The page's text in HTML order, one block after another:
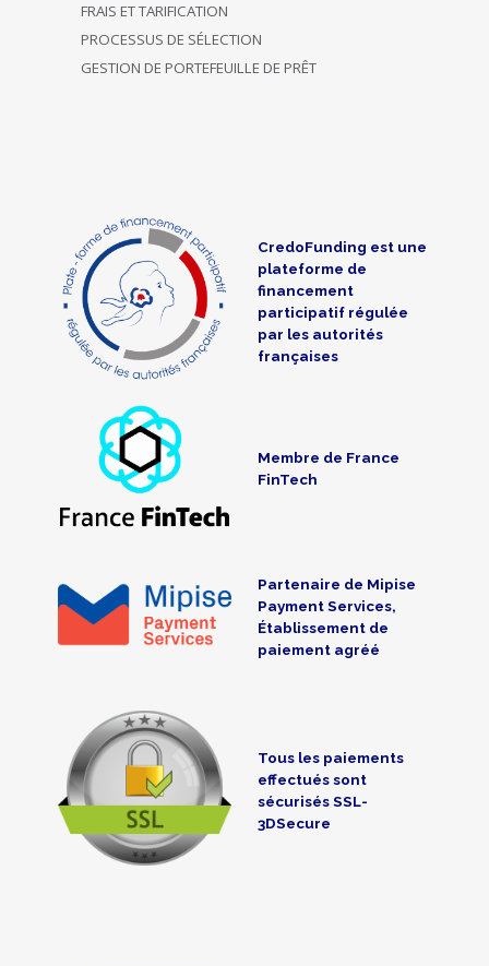
FRAIS ET TARIFICATION
PROCESSUS DE SÉLECTION
GESTION DE PORTEFEUILLE DE PRÊT
CredoFunding est une
plateforme de
financement
participatif régulée
par les autorités
françaises
Membre de France
FinTech
Partenaire de Mipise
Payment Services,
Établissement de
paiement agréé
Tous les paiements
effectués sont
sécurisés SSL-
3DSecure